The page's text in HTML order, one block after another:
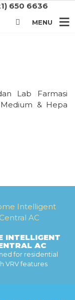
650 6636
MENU
dan Lab
Lab Farmasi
& Hepa
INTELLIGENT
AC
for residential
VRV features